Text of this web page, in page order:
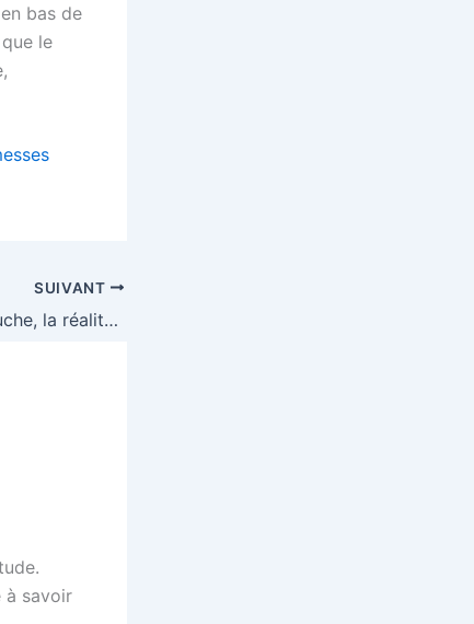
bas de
le
SUIVANT
Jouer casino Partouche, la réalité crue derrière le rideau de fumée
à savoir